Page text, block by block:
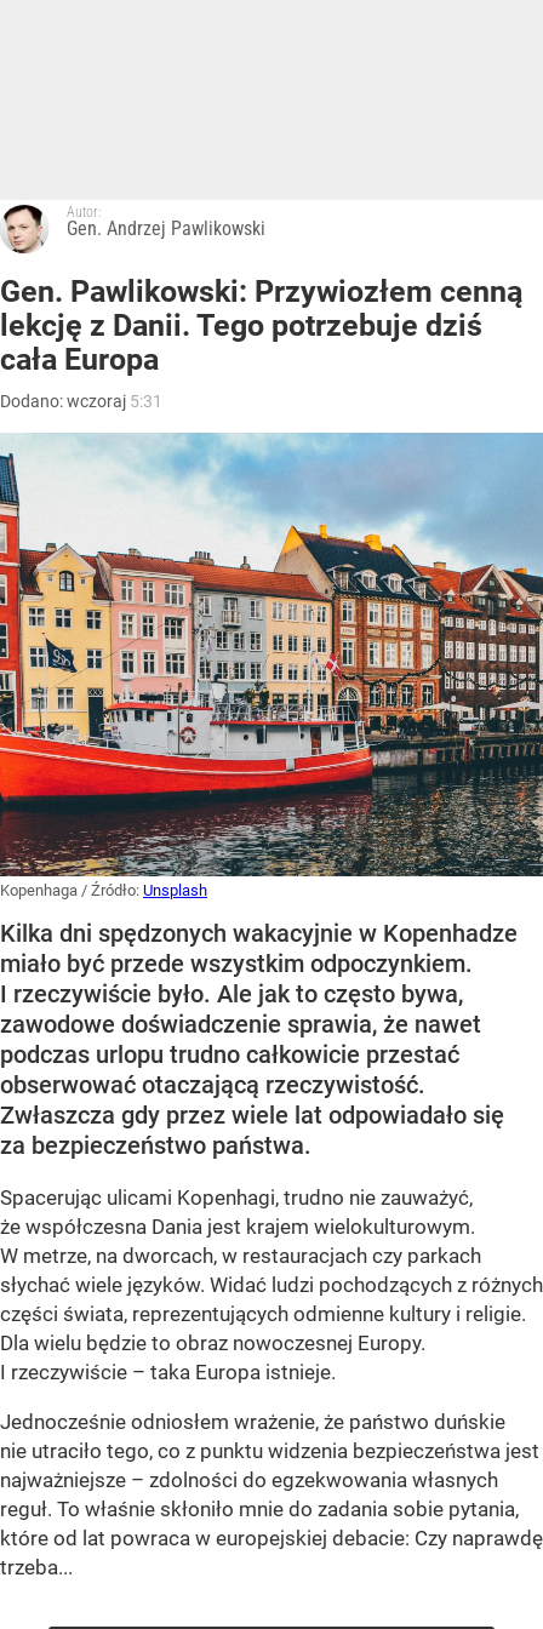
Autor:
Gen. Andrzej Pawlikowski
Gen. Pawlikowski: Przywiozłem cenną
lekcję z Danii. Tego potrzebuje dziś
cała Europa
Dodano:wczoraj 5:31
Kopenhaga / Źródło: Unsplash
Kilka dni spędzonych wakacyjnie w Kopenhadze
miało być przede wszystkim odpoczynkiem.
I rzeczywiście było. Ale jak to często bywa,
zawodowe doświadczenie sprawia, że nawet
podczas urlopu trudno całkowicie przestać
obserwować otaczającą rzeczywistość.
Zwłaszcza gdy przez wiele lat odpowiadało się
za bezpieczeństwo państwa.
Spacerując ulicami Kopenhagi, trudno nie zauważyć,
że współczesna Dania jest krajem wielokulturowym.
W metrze, na dworcach, w restauracjach czy parkach
słychać wiele języków. Widać ludzi pochodzących z różnych
części świata, reprezentujących odmienne kultury i religie.
Dla wielu będzie to obraz nowoczesnej Europy.
I rzeczywiście – taka Europa istnieje.
Jednocześnie odniosłem wrażenie, że państwo duńskie
nie utraciło tego, co z punktu widzenia bezpieczeństwa jest
najważniejsze – zdolności do egzekwowania własnych
reguł. To właśnie skłoniło mnie do zadania sobie pytania,
które od lat powraca w europejskiej debacie: Czy naprawdę
trzeba...